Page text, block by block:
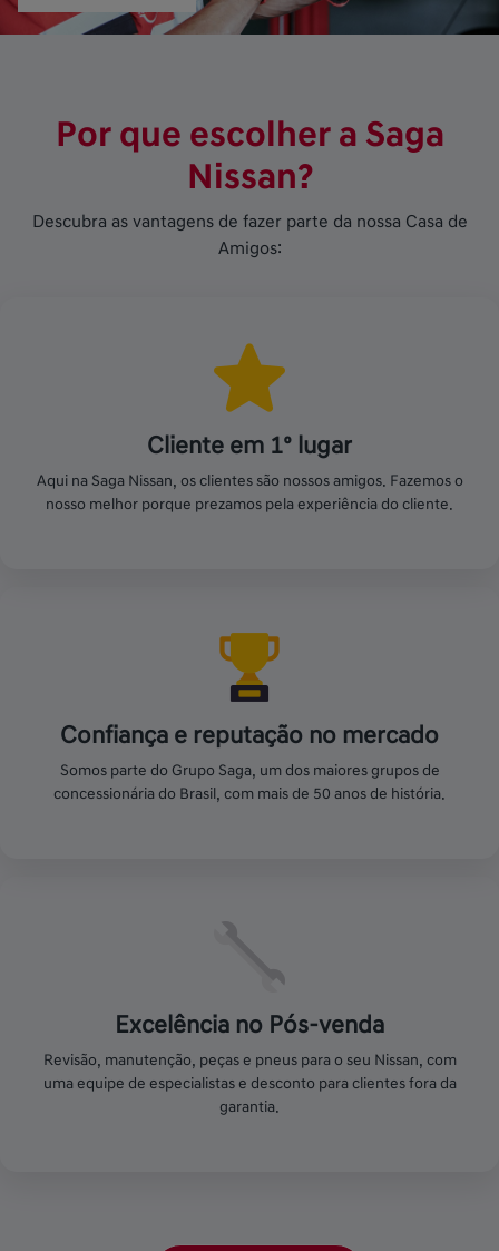
Por que escolher a Saga
Nissan?
Descubra as vantagens de fazer parte da nossa Casa de
Amigos:
Cliente em 1º lugar
Aqui na Saga Nissan, os clientes são nossos amigos. Fazemos o
nosso melhor porque prezamos pela experiência do cliente.
Confiança e reputação no mercado
Somos parte do Grupo Saga, um dos maiores grupos de
concessionária do Brasil, com mais de 50 anos de história.
Excelência no Pós-venda
Revisão, manutenção, peças e pneus para o seu Nissan, com
uma equipe de especialistas e desconto para clientes fora da
garantia.